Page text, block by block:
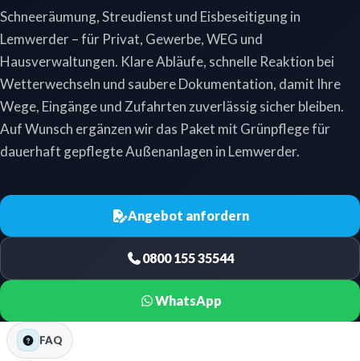
Schneeräumung, Streudienst und Eisbeseitigung in
Lemwerder – für Privat, Gewerbe, WEG und
Hausverwaltungen. Klare Abläufe, schnelle Reaktion bei
Wetterwechseln und saubere Dokumentation, damit Ihre
Wege, Eingänge und Zufahrten zuverlässig sicher bleiben.
Auf Wunsch ergänzen wir das Paket mit Grünpflege für
dauerhaft gepflegte Außenanlagen in Lemwerder.
Angebot anfordern
0800 155 35544
WhatsApp
FAQ